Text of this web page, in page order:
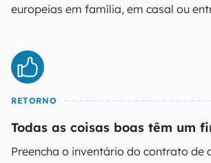
europeias em família, em casal ou
RETORNO
Todas as coisas boas têm um
Preencha o inventário do contrato de